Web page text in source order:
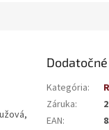
Kategória:
Záruka:
EAN: